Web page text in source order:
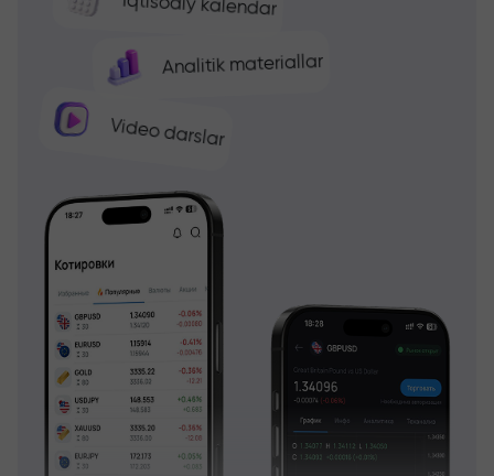
Analitik materiallar
Video darslar